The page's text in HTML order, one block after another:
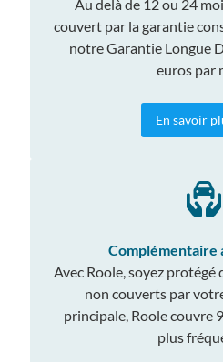
Au delà de 12 ou 24
couvert par la garantie
notre Garantie Longue
euros par
En savoir
Complémentaire
Avec Roole, soyez
non couverts par
principale, Roole couvre
plus